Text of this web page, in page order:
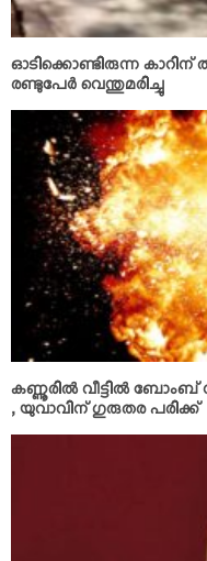
ഓടിക്കൊണ്ടിരുന്ന കാറിന്
രണ്ടുപേര്‍ വെന്തുമരിച്ചു
കണ്ണൂരില്‍ വീട്ടില്‍ ബോംബ്
, യുവാവിന് ഗുരുതര പരിക്ക്